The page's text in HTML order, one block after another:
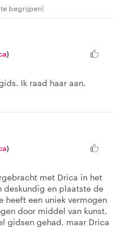
te begrijpen!
)
Ik raad haar aan.
)
met Drica in het
deskundig en plaatste de
heeft een uniek vermogen
door middel van kunst.
gidsen gehad, maar Drica